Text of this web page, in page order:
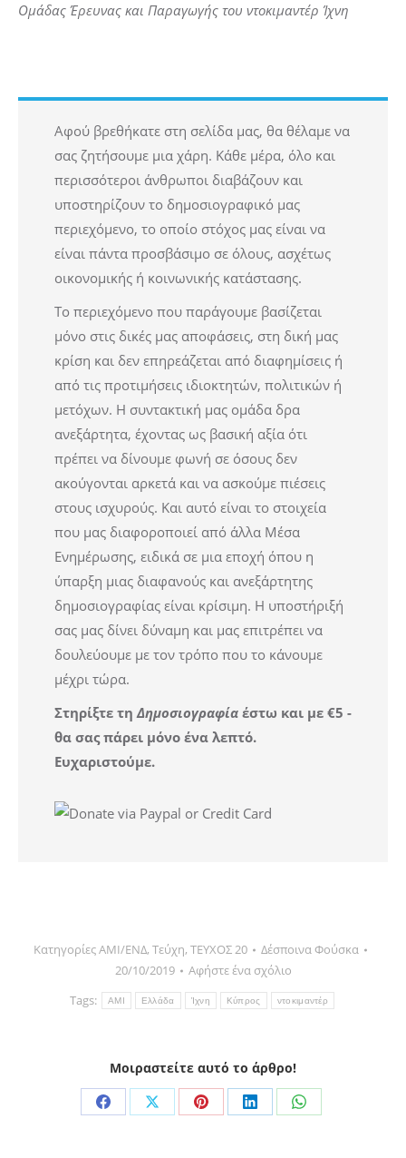
Ομάδας Έρευνας και Παραγωγής του ντοκιμαντέρ Ίχνη
Αφού βρεθήκατε στη σελίδα μας, θα θέλαμε να
σας ζητήσουμε μια χάρη. Κάθε μέρα, όλο και
περισσότεροι άνθρωποι διαβάζουν και
υποστηρίζουν το δημοσιογραφικό μας
περιεχόμενο, το οποίο στόχος μας είναι να
είναι πάντα προσβάσιμο σε όλους, ασχέτως
οικονομικής ή κοινωνικής κατάστασης.
Το περιεχόμενο που παράγουμε βασίζεται
μόνο στις δικές μας αποφάσεις, στη δική μας
κρίση και δεν επηρεάζεται από διαφημίσεις ή
από τις προτιμήσεις ιδιοκτητών, πολιτικών ή
μετόχων. Η συντακτική μας ομάδα δρα
ανεξάρτητα, έχοντας ως βασική αξία ότι
πρέπει να δίνουμε φωνή σε όσους δεν
ακούγονται αρκετά και να ασκούμε πιέσεις
στους ισχυρούς. Και αυτό είναι το στοιχεία
που μας διαφοροποιεί από άλλα Μέσα
Ενημέρωσης, ειδικά σε μια εποχή όπου η
ύπαρξη μιας διαφανούς και ανεξάρτητης
δημοσιογραφίας είναι κρίσιμη. Η υποστήριξή
σας μας δίνει δύναμη και μας επιτρέπει να
δουλεύουμε με τον τρόπο που το κάνουμε
μέχρι τώρα.
Στηρίξτε τηΔημοσιογραφία έστω και με €5 -
θα σας πάρει μόνο ένα λεπτό.
Ευχαριστούμε.
ΚατηγορίεςAMI/ΕΝΔ, Τεύχη, ΤΕΥΧΟΣ 20
Δέσποινα Φούσκα
20/10/2019
Αφήστε ένα σχόλιο
Tags:
AMI Ελλάδα Ίχνη Κύπρος ντοκιμαντέρ
Μοιραστείτε αυτό το άρθρο!
Share Share Share Share Share